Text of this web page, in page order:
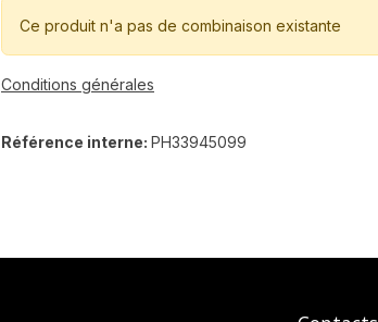
Ce produit n'a pas de combinaison existante
Conditions générales
Référence interne: PH33945099